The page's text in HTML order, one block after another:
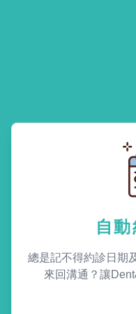
自
總是記不得約診日期
來回溝通？讓